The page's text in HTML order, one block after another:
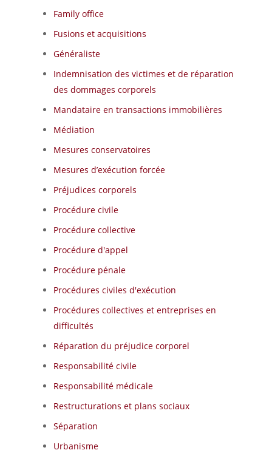
Family office
Fusions et acquisitions
Généraliste
Indemnisation des victimes et de réparation
des dommages corporels
Mandataire en transactions immobilières
Médiation
Mesures conservatoires
Mesures d’exécution forcée
Préjudices corporels
Procédure civile
Procédure collective
Procédure d'appel
Procédure pénale
Procédures civiles d'exécution
Procédures collectives et entreprises en
difficultés
Réparation du préjudice corporel
Responsabilité civile
Responsabilité médicale
Restructurations et plans sociaux
Séparation
Urbanisme